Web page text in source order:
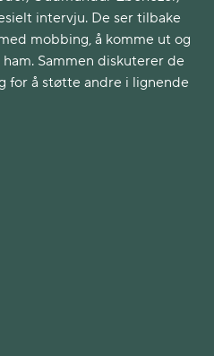
intervju. De ser tilbake
mobbing, å komme ut og
Sammen diskuterer de
for å støtte andre i lignende